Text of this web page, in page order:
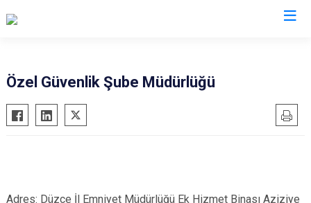
Özel Güvenlik Şube Müdürlüğü
Adres: Düzce İl Emniyet Müdürlüğü Ek Hizmet Binası Aziziye